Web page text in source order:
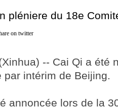
pléniere du 18e
on twitter
-- Cai Qi a été
intérim de Beijing.
annoncée lors de la